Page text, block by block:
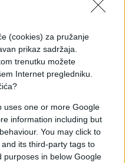
(cookies) za pružanje
prikaz sadržaja.
trenutku možete
Internet pregledniku.
uses one or more Google
information including but
You may click to
its third-party tags to
purposes in below Google
da odstoji par
vrlo brzo. Razlog za
svojstva.
kada on pusti svoje
protiv bakterija i
i bol. Iako luk može
i druge metode.